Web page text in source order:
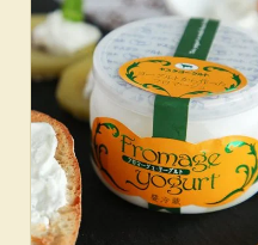
8月7日 21:12 [福島県]